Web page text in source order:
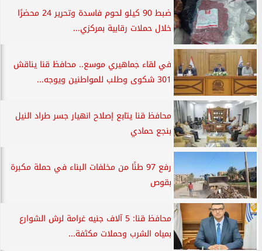
ضبط 90 كيلو لحوم فاسدة وتحرير 24 محضرًا
خلال حملات رقابية بمركزي...
في لقاء جماهيري موسع.. محافظ قنا يناقش
301 شكوى وطلب للمواطنين ويوجه...
محافظ قنا يتابع إصلاح انهيار جسر طراد النيل
بنجع حمادي
رفع 97 طنًا من مخلفات البناء في حملة مكبرة
بقوص
محافظ قنا: 5 آلاف جنيه غرامة لرش الشوارع
بمياه الشرب وحملات مكثفة...